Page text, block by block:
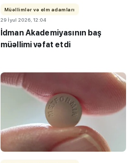
Müəllimlər və elm adamları
29 İyul 2026, 12:04
İdman Akademiyasının baş
müəllimi vəfat etdi